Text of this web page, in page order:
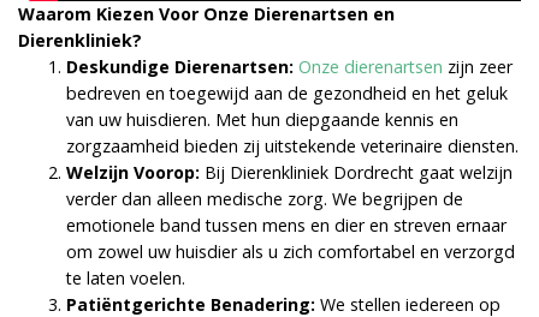
Waarom Kiezen Voor Onze Dierenartsen en
Dierenkliniek?
Deskundige Dierenartsen: Onze dierenartsen zijn zeer
bedreven en toegewijd aan de gezondheid en het geluk
van uw huisdieren. Met hun diepgaande kennis en
zorgzaamheid bieden zij uitstekende veterinaire diensten.
Welzijn Voorop: Bij Dierenkliniek Dordrecht gaat welzijn
verder dan alleen medische zorg. We begrijpen de
emotionele band tussen mens en dier en streven ernaar
om zowel uw huisdier als u zich comfortabel en verzorgd
te laten voelen.
Patiëntgerichte Benadering: We stellen iedereen op